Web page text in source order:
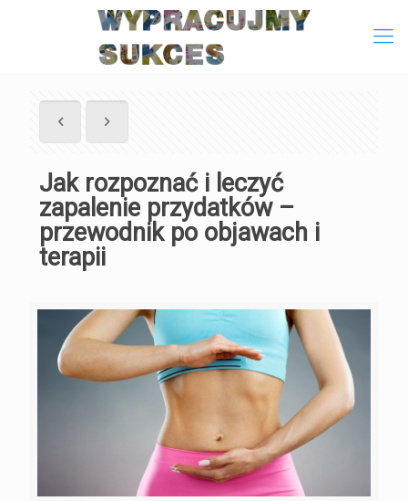
Jak rozpoznać i leczyć
zapalenie przydatków –
przewodnik po objawach i
terapii